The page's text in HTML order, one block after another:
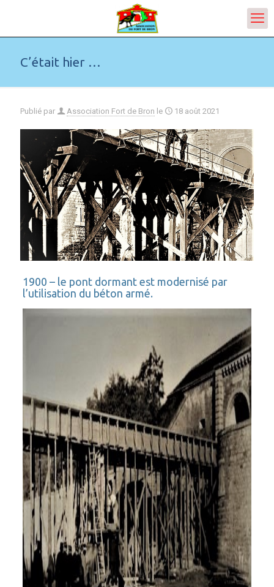
C’était hier …
Publié par Association Fort de Bron le 18 août 2021
1900 – le pont dormant est modernisé par
l’utilisation du béton armé.